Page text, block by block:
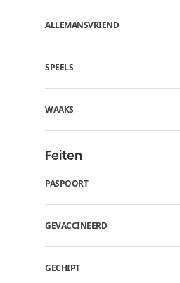
ALLEMANSVRIEND
SPEELS
WAAKS
Feiten
PASPOORT
GEVACCINEERD
GECHIPT